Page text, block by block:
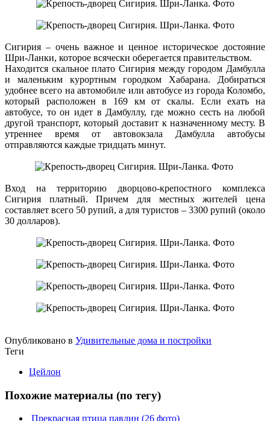
Сигирия – очень важное и ценное историческое достояние
Шри-Ланки, которое всячески оберегается правительством.
Находится скальное плато Сигирия между городом Дамбулла
и маленьким курортным городком Хабарана. Добираться
удобнее всего на автомобиле или автобусе из города Коломбо,
который расположен в 169 км от скалы. Если ехать на
автобусе, то он идет в Дамбуллу, где можно сесть на любой
другой транспорт, который доставит к назначенному месту. В
утреннее время от автовокзала Дамбулла автобусы
отправляются каждые тридцать минут.
Вход на территорию дворцово-крепостного комплекса
Сигирия платный. Причем для местных жителей цена
составляет всего 50 рупий, а для туристов – 3300 рупий (около
30 долларов).
Опубликовано в Удивительные дома и постройки
Теги
Цейлон
Похожие материалы (по тегу)
Прекрасная птица павлин (26 фото)